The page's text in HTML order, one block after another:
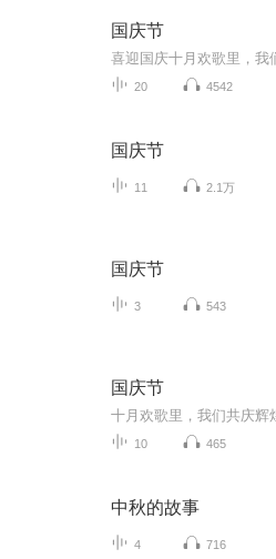
国庆节
20 4542
国庆节
11 2.1万
国庆节
3 543
国庆节
10 465
中秋的故事
4 716